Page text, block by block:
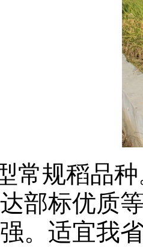
常规稻品
部标优质
。适宜我